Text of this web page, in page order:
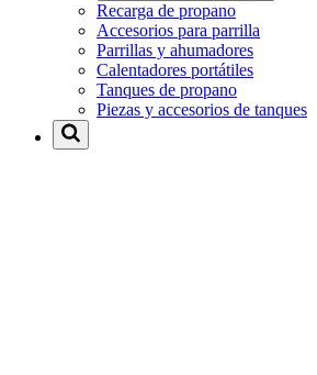
Recarga de propano
Accesorios para parrilla
Parrillas y ahumadores
Calentadores portátiles
Tanques de propano
Piezas y accesorios de tanques